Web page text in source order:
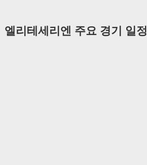
엘리테세리엔 주요 경기 일정